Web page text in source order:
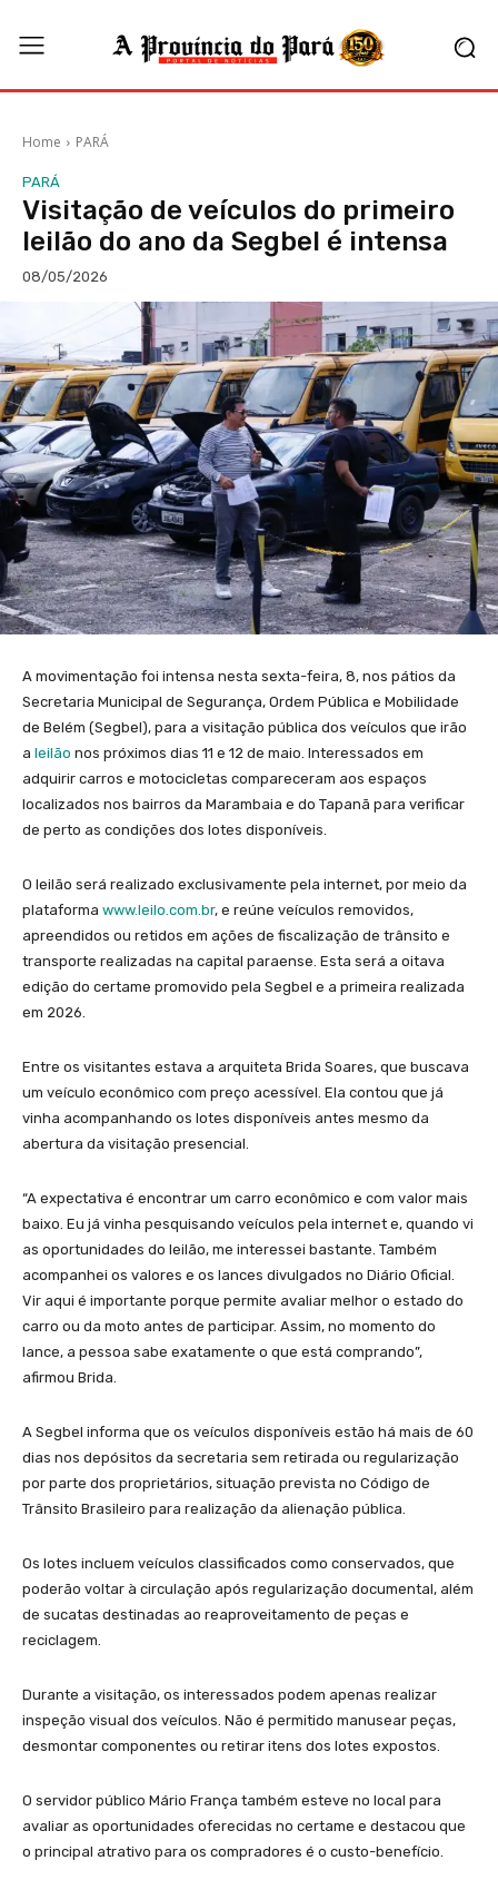
Home PARÁ
PARÁ
Visitação de veículos do primeiro
leilão do ano da Segbel é intensa
08/05/2026
A movimentação foi intensa nesta sexta-feira, 8, nos pátios da
Secretaria Municipal de Segurança, Ordem Pública e Mobilidade
de Belém (Segbel), para a visitação pública dos veículos que irão
a leilão nos próximos dias 11 e 12 de maio. Interessados em
adquirir carros e motocicletas compareceram aos espaços
localizados nos bairros da Marambaia e do Tapanã para verificar
de perto as condições dos lotes disponíveis.
O leilão será realizado exclusivamente pela internet, por meio da
plataforma www.leilo.com.br, e reúne veículos removidos,
apreendidos ou retidos em ações de fiscalização de trânsito e
transporte realizadas na capital paraense. Esta será a oitava
edição do certame promovido pela Segbel e a primeira realizada
em 2026.
Entre os visitantes estava a arquiteta Brida Soares, que buscava
um veículo econômico com preço acessível. Ela contou que já
vinha acompanhando os lotes disponíveis antes mesmo da
abertura da visitação presencial.
“A expectativa é encontrar um carro econômico e com valor mais
baixo. Eu já vinha pesquisando veículos pela internet e, quando vi
as oportunidades do leilão, me interessei bastante. Também
acompanhei os valores e os lances divulgados no Diário Oficial.
Vir aqui é importante porque permite avaliar melhor o estado do
carro ou da moto antes de participar. Assim, no momento do
lance, a pessoa sabe exatamente o que está comprando”,
afirmou Brida.
A Segbel informa que os veículos disponíveis estão há mais de 60
dias nos depósitos da secretaria sem retirada ou regularização
por parte dos proprietários, situação prevista no Código de
Trânsito Brasileiro para realização da alienação pública.
Os lotes incluem veículos classificados como conservados, que
poderão voltar à circulação após regularização documental, além
de sucatas destinadas ao reaproveitamento de peças e
reciclagem.
Durante a visitação, os interessados podem apenas realizar
inspeção visual dos veículos. Não é permitido manusear peças,
desmontar componentes ou retirar itens dos lotes expostos.
O servidor público Mário França também esteve no local para
avaliar as oportunidades oferecidas no certame e destacou que
o principal atrativo para os compradores é o custo-benefício.